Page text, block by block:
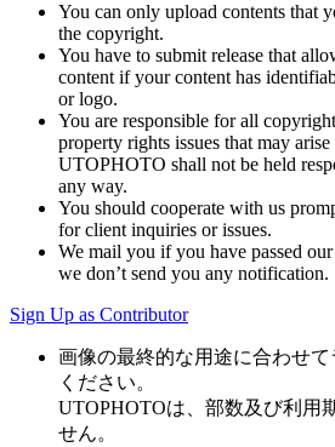
You can only upload contents that
the copyright.
You have to submit release that
content if your content has
or logo.
You are responsible for all
property rights issues that may
UTOPHOTO shall not be held
any way.
You should cooperate with us
for client inquiries or issues.
We mail you if you have passed
we don’t send you any notification.
Sign Up as Contributor
画像の最終的な用途に合わせ
ください。
UTOPHOTOは、部数及び利用
せん。